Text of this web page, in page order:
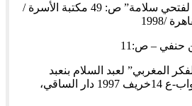
“سيكولوجية الفرجة لفتحي سلامة” ص: 49 مكتبة الأسرة /
/1998
حنفي – ص:11
المغربي” لعبد السلام بنعبد
العالي، ص: 36- مجلة أبواب-ع 14خريف 1997 دار الساقي،